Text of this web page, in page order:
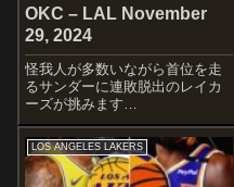
OKC – LAL November
29, 2024
怪我人が多数いながら首位を走
るサンダーに連敗脱出のレイカ
ーズが挑みます
wSTARTERSOKLAHOMA CITY
THNDER Shai Gilgeous-
Alexander Cason Wallace
Luguentz Dort Jal...
LOS ANGELES LAKERS